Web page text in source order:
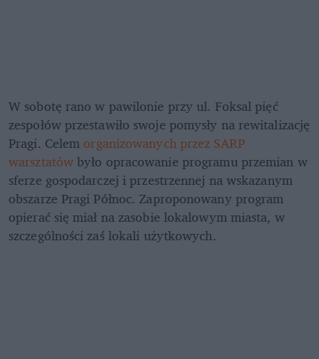
W sobotę rano w pawilonie przy ul. Foksal pięć
zespołów przestawiło swoje pomysły na rewitalizację
Pragi. Celem organizowanych przez SARP
warsztatów było opracowanie programu przemian w
sferze gospodarczej i przestrzennej na wskazanym
obszarze Pragi Północ. Zaproponowany program
opierać się miał na zasobie lokalowym miasta, w
szczególności zaś lokali użytkowych.